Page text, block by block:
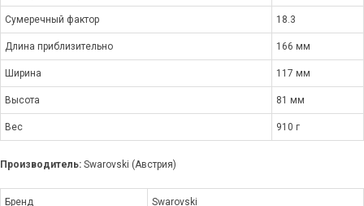
Сумеречный фактор 18.3
Длина приблизительно 166 мм
Ширина 117 мм
Высота 81 мм
Вес 910 г
Производитель: Swarovski (Австрия)
Бренд Swarovski